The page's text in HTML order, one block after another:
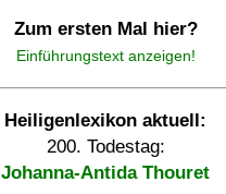
Zum ersten Mal hier?
Einführungstext anzeigen!
Heiligenlexikon aktuell:
200. Todestag:
Johanna-Antida Thouret